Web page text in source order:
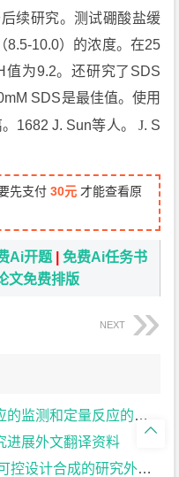
续研究。测试硼酸盐缓
8.5-10.0）的浓度。在25
值为9.2。还研究了SDS
SDS是最佳值。使用
1682 J. Sun等人。 J. S
先支付30元 才能查看原
Ai开题 |免费Ai任务书
文免费排版
NEXT
线拉曼光谱和表征组件外文翻译资料
进展外文翻译资料
合成的研究外文翻译资料
